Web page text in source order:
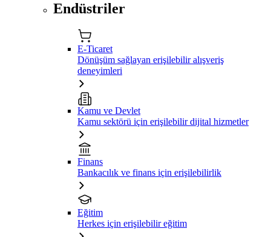
Endüstriler
E-Ticaret
Dönüşüm sağlayan erişilebilir alışveriş
deneyimleri
Kamu ve Devlet
Kamu sektörü için erişilebilir dijital hizmetler
Finans
Bankacılık ve finans için erişilebilirlik
Eğitim
Herkes için erişilebilir eğitim